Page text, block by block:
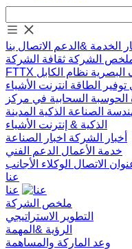
الخدمة &الدعم
الاتصال بنا
الشركة ثقافة الشركة
FTTX
البصرية
توفير الطاقة انترنت الأشياء
الحوسبة السحابية في مركز
الصناعة الذكية المدينة
الذكية & إنترنت الأشياء
أخبار الشركة اخبار الصناعة
خدمة الأعمال الدعم الفني
الاتصال الوكلاء الأجانب
عنا
عنا
ملخص الشركة
التطوير الاستراتيجي
الرؤية &المهمة
وعد الماركة والمساهمة